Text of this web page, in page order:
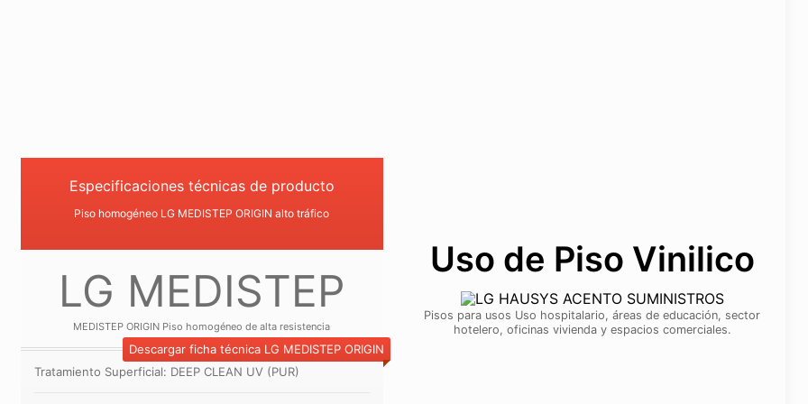
Especificaciones técnicas de producto
Piso homogéneo LG MEDISTEP ORIGIN alto tráfico
LG MEDISTEP
MEDISTEP ORIGIN Piso homogéneo de alta resistencia
Descargar ficha técnica LG MEDISTEP ORIGIN
Tratamiento Superficial: DEEP CLEAN UV (PUR)
Uso de Piso Vinilico
Pisos para usos Uso hospitalario, áreas de educación, sector
hotelero, oficinas vivienda y espacios comerciales.